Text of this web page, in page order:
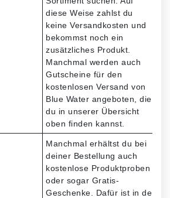
diese Weise zahlst du
keine Versandkosten und
bekommst noch ein
zusätzliches Produkt.
Manchmal werden auch
Gutscheine für den
kostenlosen Versand von
Blue Water angeboten, die
du in unserer Übersicht
oben finden kannst.
Manchmal erhältst du bei
deiner Bestellung auch
kostenlose Produktproben
oder sogar Gratis-
Geschenke. Dafür ist in der